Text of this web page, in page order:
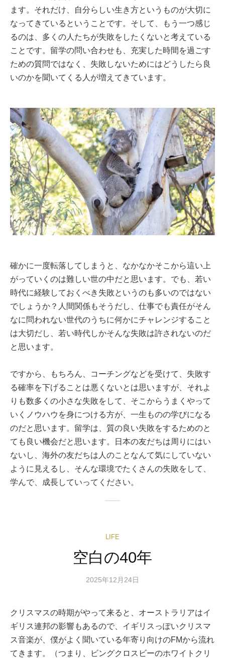
ます。それだけ、自分らしい生き方というものが大切に
なってきているということです。そして、もう一つ感じ
るのは、多くの人たちが失敗をしたくないと考えている
ことです。留学の問い合わせも、充実した時間を過ごす
ための質問ではなく、失敗しないためにはどうしたら良
いのかを聞いてくる人が増えてきています。
確かに一度転落してしまうと、なかなかそこから這い上
がっていくのは難しい世の中だと思います。でも、若い
時代に経験しておくべき失敗というのも多いのではない
でしょうか？人間関係もそうだし、仕事でも責任がそん
なに問われない世代のうちに何かにチャレンジすること
は大切だし、若い時代しかそんな失敗は許されないのだ
と思います。
ですから、もちろん、コーチングなどを受けて、失敗す
る確率を下げることは悪くないとは思いますが、それよ
りも数多くの小さな失敗をして、そこからうまくやって
いくノウハウを身につける方が、一生ものの学びになる
のだと思います。留学は、質の良い失敗をするためのと
ても良い機会だと思います。日本の友だちは周りにはい
ないし、海外の友だちは人のことなんて気にしていない
ように見えるし、そんな環境でたくさんの失敗をして、
学んで、成長していってください。
LIFE
空白の40年
2025年12月24日
クリスマスの時期がやって来ると、オーストラリアはイ
ギリス連邦の影響もあるので、イギリスっぽいクリスマ
ス音楽が、僕がよく聞いている年寄り向けのFMから流れ
てきます。（つまり、ビングクロスビーのホワイトクリ